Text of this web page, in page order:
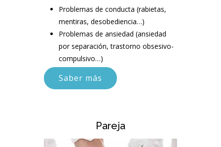
Problemas de conducta (rabietas,
mentiras, desobediencia…)
Problemas de ansiedad (ansiedad
por separación, trastorno obsesivo-
compulsivo…)
Saber más
Pareja